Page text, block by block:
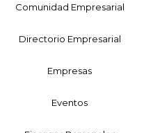
Comunidad Empresarial
Directorio Empresarial
Empresas
Eventos